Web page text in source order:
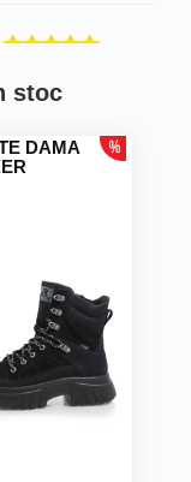
comode.
stoc
DAMA